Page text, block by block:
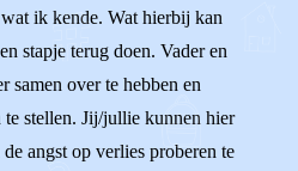
ik kende. Wat hierbij kan
stapje terug doen. Vader en
samen over te hebben en
te stellen. Jij/jullie kunnen hier
angst op verlies proberen te